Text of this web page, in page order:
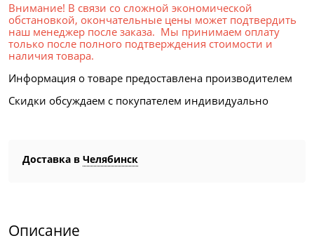
Внимание! В связи со сложной экономической
обстановкой, окончательные цены может подтвердить
наш менеджер после заказа. Мы принимаем оплату
только после полного подтверждения стоимости и
наличия товара.
Информация о товаре предоставлена производителем
Скидки обсуждаем с покупателем индивидуально
Доставка в Челябинск
Описание